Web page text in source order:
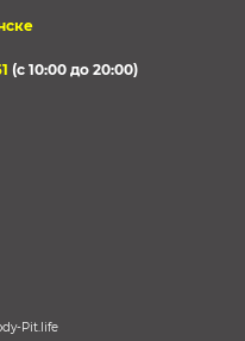
(с 10:00 до 20:00)
Pit.life